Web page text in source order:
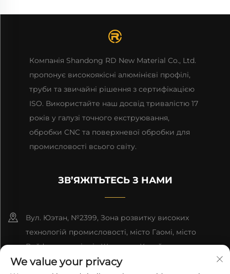
Компанія Shandong RD New Material Co., Ltd.
пропонує високоякісні алюмінієві профілі,
труби та звичайні рішення з сертифікацією
ISO. Використайте наш досвід тривалістю 17
років у галузі точного екструювання,
обробки CNC та поверхневої обробки для
промисловості всього світу.
ЗВ’ЯЖІТЬТЕСЬ З НАМИ
Вул. Юэтан, №2399, Зона розвитку високих
технологій промисловості, місто Гаомі, місто
Вейфанг, провінція Шандong, Китай.
+86-13964661063
We value your privacy